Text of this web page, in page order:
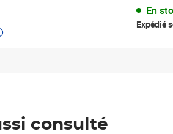
En
Expédié
consulté